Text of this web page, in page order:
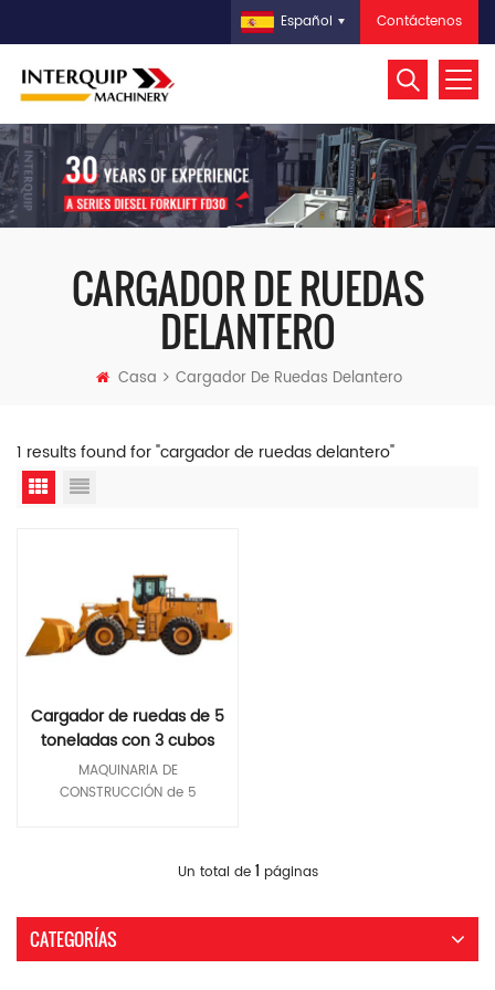
Contáctenos
Español
CARGADOR DE RUEDAS
DELANTERO
Casa Cargador De Ruedas Delantero
1 results found for "cargador de ruedas delantero"
Cargador de ruedas de 5
toneladas con 3 cubos
cúbicos de capacidad
MAQUINARIA DE
CONSTRUCCIÓN de 5
funcionamiento: 17100 kg
Modelo ITQ958 Presupuesto
Peso operativo 17,100 kg
Un total de 1 páginas
CATEGORÍAS